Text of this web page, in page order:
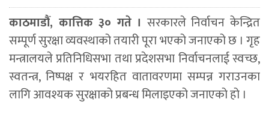
काठमाडौं, कात्तिक ३० गते । सरकारले निर्वाचन केन्द्रित
सम्पूर्ण सुरक्षा व्यवस्थाको तयारी पूरा भएको जनाएको छ । गृह
मन्त्रालयले प्रतिनिधिसभा तथा प्रदेशसभा निर्वाचनलाई स्वच्छ,
स्वतन्त्र, निष्पक्ष र भयरहित वातावरणमा सम्पन्न गराउनका
लागि आवश्यक सुरक्षाको प्रबन्ध मिलाइएको जनाएको हो ।